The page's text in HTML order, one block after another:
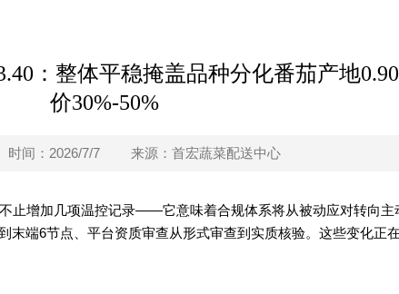
：整体平稳掩盖品种分化番茄产地
价30%-50%
时间：2026/7/7 来源：首宏蔬菜配送中心
止增加几项温控记录——它意味着合规体系将从被动应对转向主
末端6节点、平台资质审查从形式审查到实质核验。这些变化正